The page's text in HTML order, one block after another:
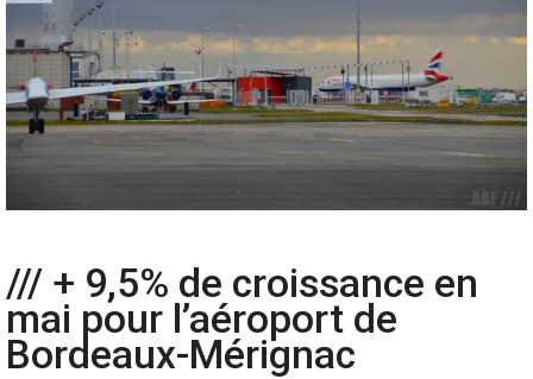
/// + 9,5% de croissance en
mai pour l’aéroport de
Bordeaux-Mérignac